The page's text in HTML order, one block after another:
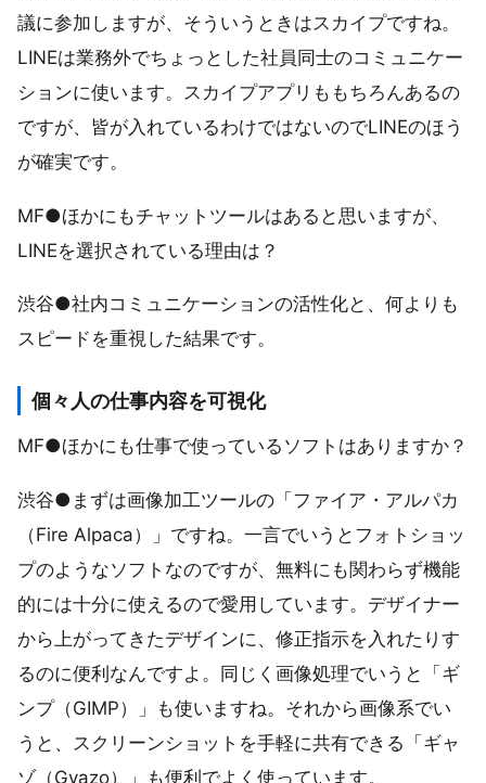
議に参加しますが、そういうときはスカイプですね。
LINEは業務外でちょっとした社員同士のコミュニケー
ションに使います。スカイプアプリももちろんあるの
ですが、皆が入れているわけではないのでLINEのほう
が確実です。
MF●ほかにもチャットツールはあると思いますが、
LINEを選択されている理由は？
渋谷●社内コミュニケーションの活性化と、何よりも
スピードを重視した結果です。
個々人の仕事内容を可視化
MF●ほかにも仕事で使っているソフトはありますか？
渋谷●まずは画像加工ツールの「ファイア・アルパカ
（Fire Alpaca）」ですね。一言でいうとフォトショッ
プのようなソフトなのですが、無料にも関わらず機能
的には十分に使えるので愛用しています。デザイナー
から上がってきたデザインに、修正指示を入れたりす
るのに便利なんですよ。同じく画像処理でいうと「ギ
ンプ（GIMP）」も使いますね。それから画像系でい
うと、スクリーンショットを手軽に共有できる「ギャ
ゾ（Gyazo）」も便利でよく使っています。